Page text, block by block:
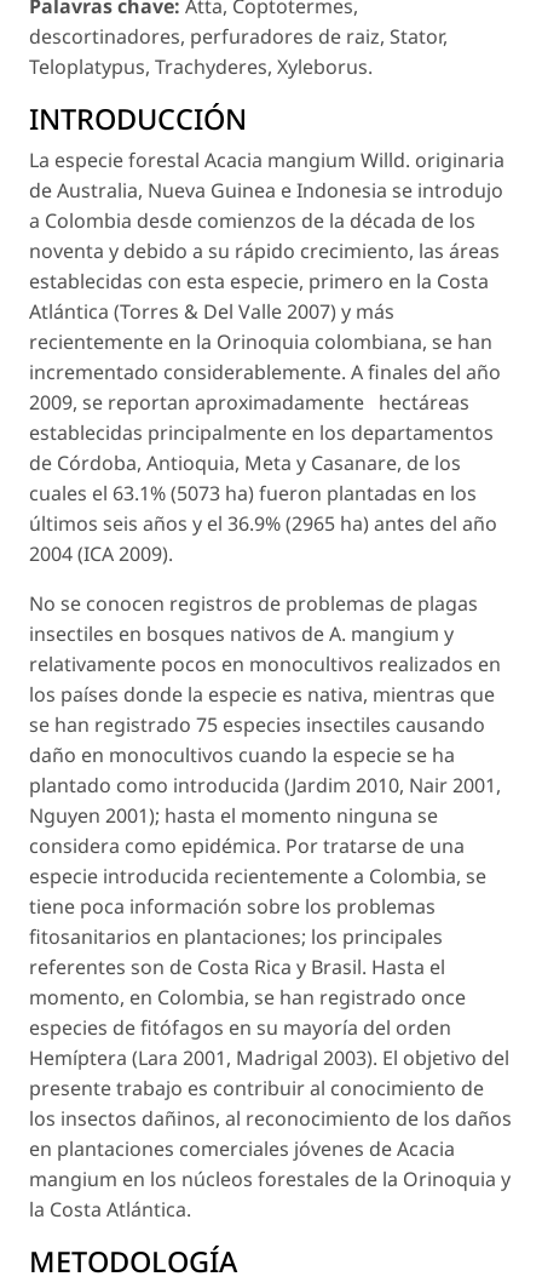
Palavras chave: Atta, Coptotermes,
descortinadores, perfuradores de raiz, Stator,
Teloplatypus, Trachyderes, Xyleborus.
INTRODUCCIÓN
La especie forestal Acacia mangium Willd. originaria
de Australia, Nueva Guinea e Indonesia se introdujo
a Colombia desde comienzos de la década de los
noventa y debido a su rápido crecimiento, las áreas
establecidas con esta especie, primero en la Costa
Atlántica (Torres & Del Valle 2007) y más
recientemente en la Orinoquia colombiana, se han
incrementado considerablemente. A finales del año
2009, se reportan aproximadamente hectáreas
establecidas principalmente en los departamentos
de Córdoba, Antioquia, Meta y Casanare, de los
cuales el 63.1% (5073 ha) fueron plantadas en los
últimos seis años y el 36.9% (2965 ha) antes del año
2004 (ICA 2009).
No se conocen registros de problemas de plagas
insectiles en bosques nativos deA. mangium y
relativamente pocos en monocultivos realizados en
los países donde la especie es nativa, mientras que
se han registrado 75 especies insectiles causando
daño en monocultivos cuando la especie se ha
plantado como introducida (Jardim 2010, Nair 2001,
Nguyen 2001); hasta el momento ninguna se
considera como epidémica. Por tratarse de una
especie introducida recientemente a Colombia, se
tiene poca información sobre los problemas
fitosanitarios en plantaciones; los principales
referentes son de Costa Rica y Brasil. Hasta el
momento, en Colombia, se han registrado once
especies de fitófagos en su mayoría del orden
Hemíptera (Lara 2001, Madrigal 2003). El objetivo del
presente trabajo es contribuir al conocimiento de
los insectos dañinos, al reconocimiento de los daños
en plantaciones comerciales jóvenes deAcacia
mangium en los núcleos forestales de la Orinoquia y
la Costa Atlántica.
METODOLOGÍA